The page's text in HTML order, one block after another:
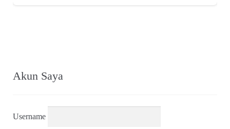
Akun Saya
Username